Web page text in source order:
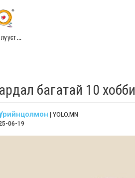
...
багатай 10 хобби
| YOLO.MN
06-19